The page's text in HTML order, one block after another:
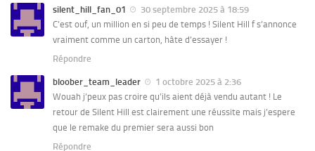
silent_hill_fan_01
30 septembre 2025 à 18:59
C’est ouf, un million en si peu de temps ! Silent Hill f s’annonce
vraiment comme un carton, hâte d’essayer !
Répondre
bloober_team_leader
1 octobre 2025 à 2:36
Wouah j’peux pas croire qu’ils aient déjà vendu autant ! Le
retour de Silent Hill est clairement une réussite mais j’espere
que le remake du premier sera aussi bon
Répondre